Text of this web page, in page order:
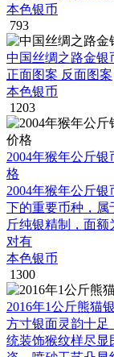
本色银币
793
中国丝绸之路金银
正面图案 反面图案
本色银币
1203
2004年猴年公斤
格
2004年猴年公斤
下的重要币种，属
斤纯银精制，面额
对有
本色银币
1300
2016年1公斤熊猫
方寸银面灵韵十足
统装饰猴纹样尽显